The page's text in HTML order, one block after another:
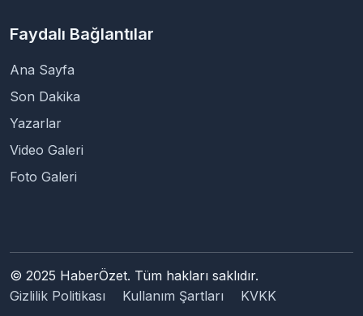
Faydalı Bağlantılar
Ana Sayfa
Son Dakika
Yazarlar
Video Galeri
Foto Galeri
© 2025 HaberÖzet. Tüm hakları saklıdır.
Gizlilik Politikası
Kullanım Şartları KVKK